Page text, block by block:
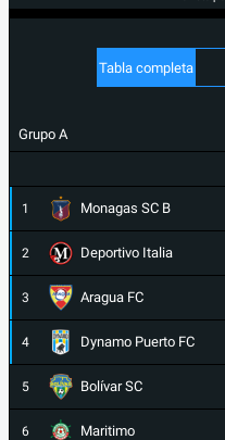
Tabla completa
Grupo A
1 Monagas SC B
2 Deportivo Italia
3 Aragua FC
4 Dynamo Puerto FC
5 Bolívar SC
6 Maritimo